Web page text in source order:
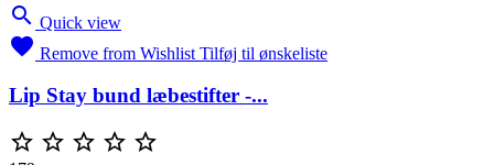
 Quick view
 Remove from Wishlist Tilføj til ønskeliste
Lip Stay bund læbestifter -...
    